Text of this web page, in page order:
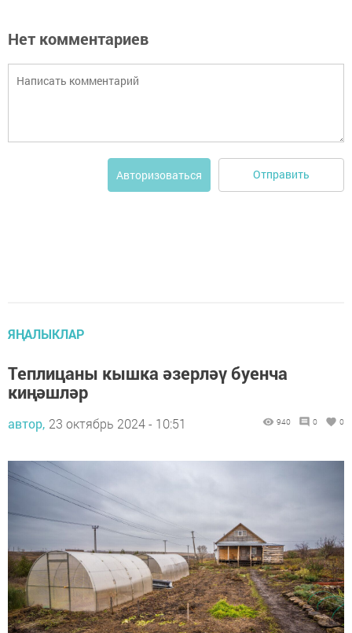
Нет комментариев
Авторизоваться Отправить
ЯҢАЛЫКЛАР
Теплицаны кышка әзерләү буенча
киңәшләр
автор, 23 октябрь 2024 - 10:51 940 0 0